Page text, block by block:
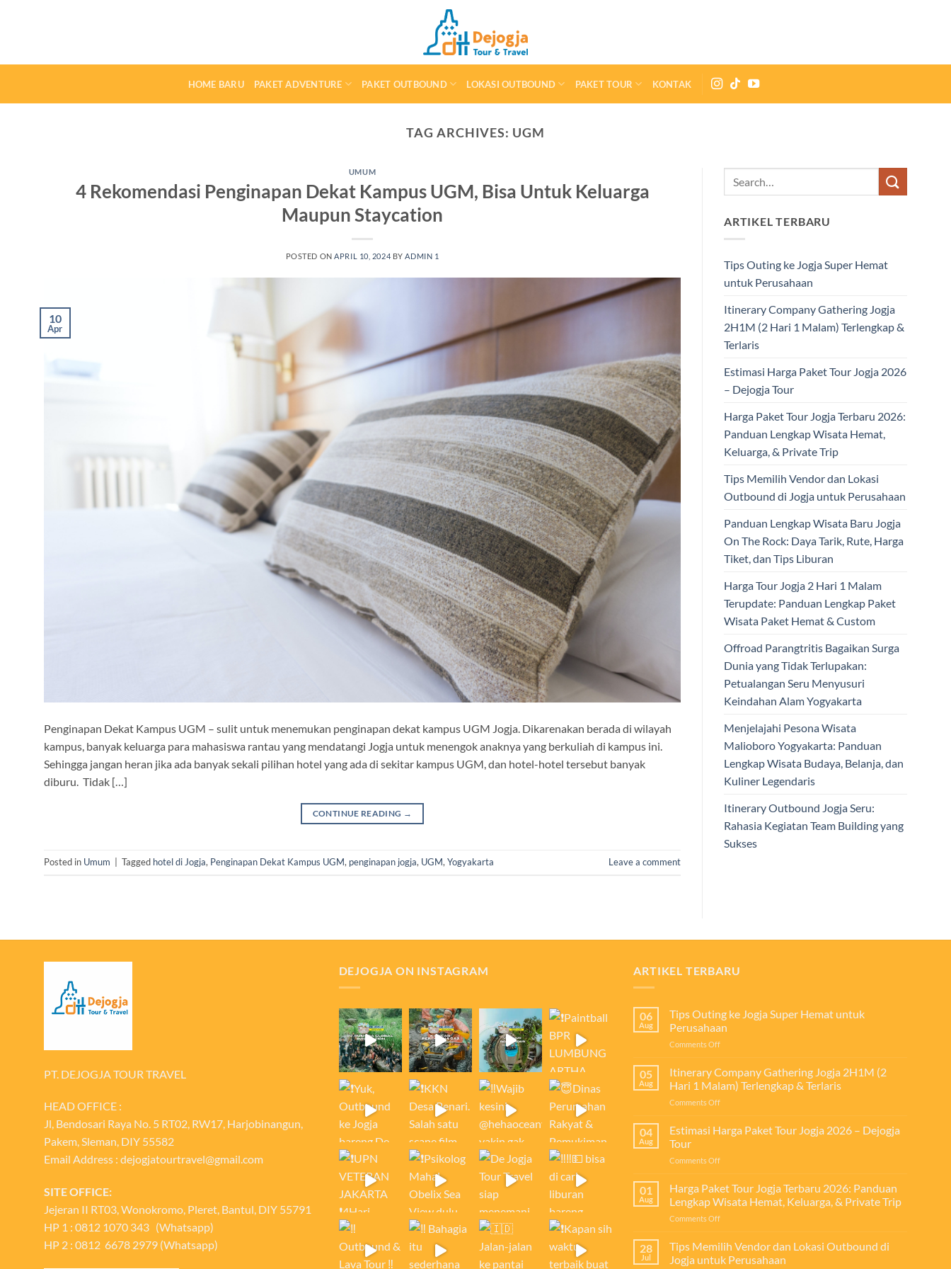
HOME BARU PAKET ADVENTURE PAKET OUTBOUND LOKASI OUTBOUND PAKET TOUR KONTAK
TAG ARCHIVES: UGM
UMUM
4 Rekomendasi Penginapan Dekat Kampus UGM, Bisa Untuk Keluarga
Maupun Staycation
POSTED ONAPRIL 10, 2024 BYADMIN 1
10
Apr
Penginapan Dekat Kampus UGM – sulit untuk menemukan penginapan dekat kampus UGM Jogja. Dikarenakan berada di wilayah
kampus, banyak keluarga para mahasiswa rantau yang mendatangi Jogja untuk menengok anaknya yang berkuliah di kampus ini.
Sehingga jangan heran jika ada banyak sekali pilihan hotel yang ada di sekitar kampus UGM, dan hotel-hotel tersebut banyak
diburu. Tidak […]
CONTINUE READING →
Posted in Umum Tagged hotel di Jogja, Penginapan Dekat Kampus UGM, penginapan jogja, UGM, Yogyakarta Leave a comment
ARTIKEL TERBARU
Tips Outing ke Jogja Super Hemat
untuk Perusahaan
Itinerary Company Gathering Jogja
2H1M (2 Hari 1 Malam) Terlengkap &
Terlaris
Estimasi Harga Paket Tour Jogja 2026
– Dejogja Tour
Harga Paket Tour Jogja Terbaru 2026:
Panduan Lengkap Wisata Hemat,
Keluarga, & Private Trip
Tips Memilih Vendor dan Lokasi
Outbound di Jogja untuk Perusahaan
Panduan Lengkap Wisata Baru Jogja
On The Rock: Daya Tarik, Rute, Harga
Tiket, dan Tips Liburan
Harga Tour Jogja 2 Hari 1 Malam
Terupdate: Panduan Lengkap Paket
Wisata Paket Hemat & Custom
Offroad Parangtritis Bagaikan Surga
Dunia yang Tidak Terlupakan:
Petualangan Seru Menyusuri
Keindahan Alam Yogyakarta
Menjelajahi Pesona Wisata
Malioboro Yogyakarta: Panduan
Lengkap Wisata Budaya, Belanja, dan
Kuliner Legendaris
Itinerary Outbound Jogja Seru:
Rahasia Kegiatan Team Building yang
Sukses
PT. DEJOGJA TOUR TRAVEL
HEAD OFFICE :
Jl, Bendosari Raya No. 5 RT02, RW17, Harjobinangun,
Pakem, Sleman, DIY 55582
Email Address : dejogjatourtravel@gmail.com
SITE OFFICE:
Jejeran II RT03, Wonokromo, Pleret, Bantul, DIY 55791
HP 1 : 0812 1070 343 (Whatsapp)
HP 2 : 0812 6678 2979 (Whatsapp)
DEJOGJA ON INSTAGRAM ARTIKEL TERBARU
06
Aug
Tips Outing ke Jogja Super Hemat untuk
Perusahaan
Comments Offon
Outing
Jogja
Super
untuk
05
Aug
Itinerary Company Gathering Jogja 2H1M (2
Hari 1 Malam) Terlengkap & Terlaris
Comments Offon
Company
Gathering
2H1M
Hari
1
Terlaris
04
Aug
Estimasi Harga Paket Tour Jogja 2026 – Dejogja
Tour
Comments Offon
Harga
Tour
Jogja
–
Dejogja
01
Aug
Harga Paket Tour Jogja Terbaru 2026: Panduan
Lengkap Wisata Hemat, Keluarga, & Private Trip
Comments Offon
Paket
Jogja
28
Jul
Tips Memilih Vendor dan Lokasi Outbound di
Jogja untuk Perusahaan